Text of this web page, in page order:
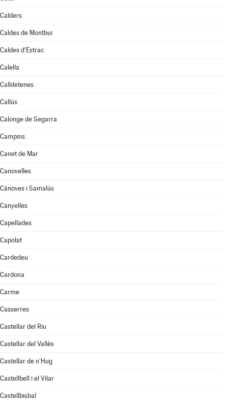
Calders
Caldes de Montbui
Caldes d'Estrac
Calella
Calldetenes
Callús
Calonge de Segarra
Campins
Canet de Mar
Canovelles
Cànoves i Samalús
Canyelles
Capellades
Capolat
Cardedeu
Cardona
Carme
Casserres
Castellar del Riu
Castellar del Vallès
Castellar de n'Hug
Castellbell i el Vilar
Castellbisbal